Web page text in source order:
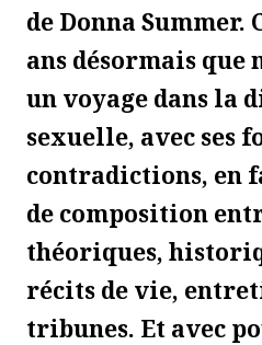
de Donna Summer.
ans désormais que
un voyage dans la
sexuelle, avec ses
contradictions, en
de composition
théoriques,
récits de vie,
tribunes. Et avec